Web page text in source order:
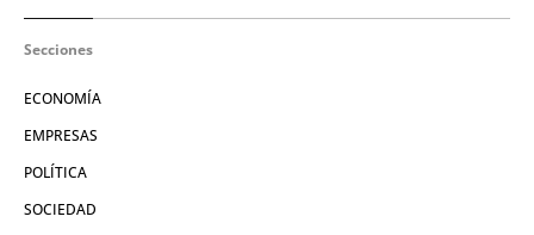
Secciones
ECONOMÍA
EMPRESAS
POLÍTICA
SOCIEDAD